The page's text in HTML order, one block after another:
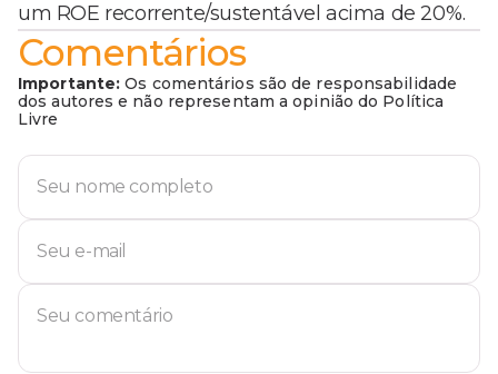
um ROE recorrente/sustentável acima de 20%.
Comentários
Importante: Os comentários são de responsabilidade
dos autores e não representam a opinião do Política
Livre